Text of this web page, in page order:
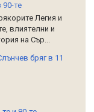
90-те
Легия и
влиятелни и
на Сър...
бряг в 11